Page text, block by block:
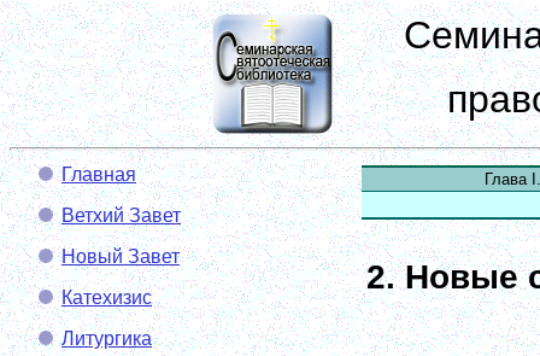
Главная
Ветхий Завет
Новый Завет
Катехизис
Литургика
2. Новые